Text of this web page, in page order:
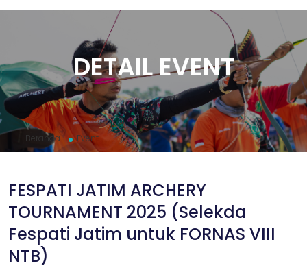
DETAIL EVENT
Beranda Event
FESPATI JATIM ARCHERY
TOURNAMENT 2025 (Selekda
Fespati Jatim untuk FORNAS VIII
NTB)